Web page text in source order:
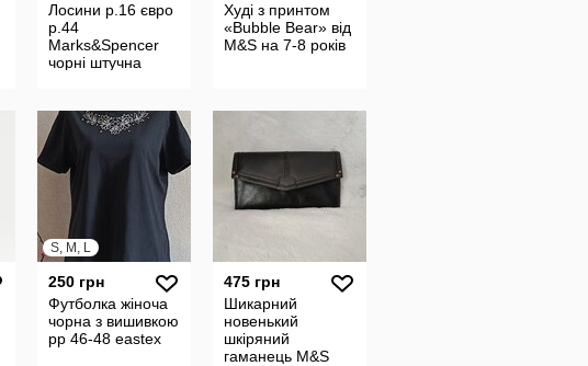
Лосини р.16 євро
р.44
Marks&Spencer
чорні штучна
Худі з принтом
«Bubble Bear» від
M&S на 7-8 років
S, M, L
250 грн
Футболка жіноча
чорна з вишивкою
рр 46-48 eastex
475 грн
Шикарний
новенький
шкіряний
гаманець M&S